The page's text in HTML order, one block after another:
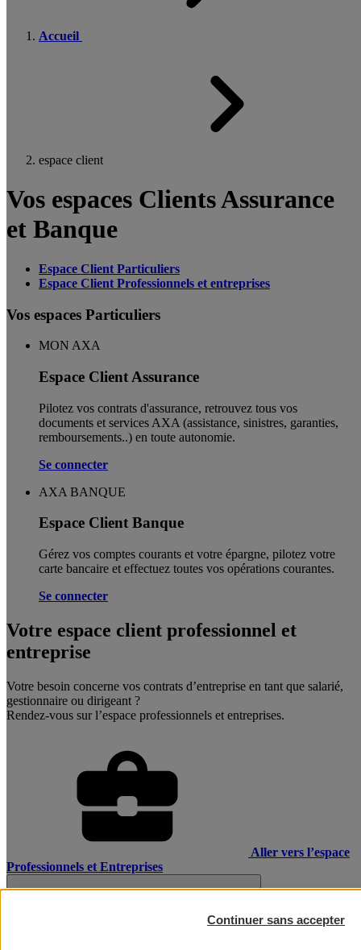
Accueil
espace client
Vos espaces Clients Assurance
et Banque
Espace Client Particuliers
Espace Client Professionnels et entreprises
Vos espaces Particuliers
MON AXA
Espace Client Assurance
Pilotez vos contrats d'assurance, retrouvez tous vos
documents et services AXA (assistance, sinistres, garanties,
remboursements..) en toute autonomie. ​
Se connecter
AXA BANQUE
Espace Client Banque
Gérez vos comptes courants et votre épargne, pilotez votre
carte bancaire et effectuez toutes vos opérations courantes.
Se connecter
Votre espace client professionnel et
entreprise
Votre besoin concerne vos contrats d’entreprise en tant que salarié,
gestionnaire ou dirigeant ?
Rendez-vous sur l’espace professionnels et entreprises.
Aller vers l’espace
Professionnels et Entreprises
Continuer sans accepter